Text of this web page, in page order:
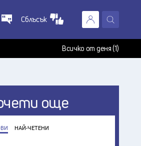
Сблъсък
Всичко от деня (1)
още
НАЙ-ЧЕТЕНИ